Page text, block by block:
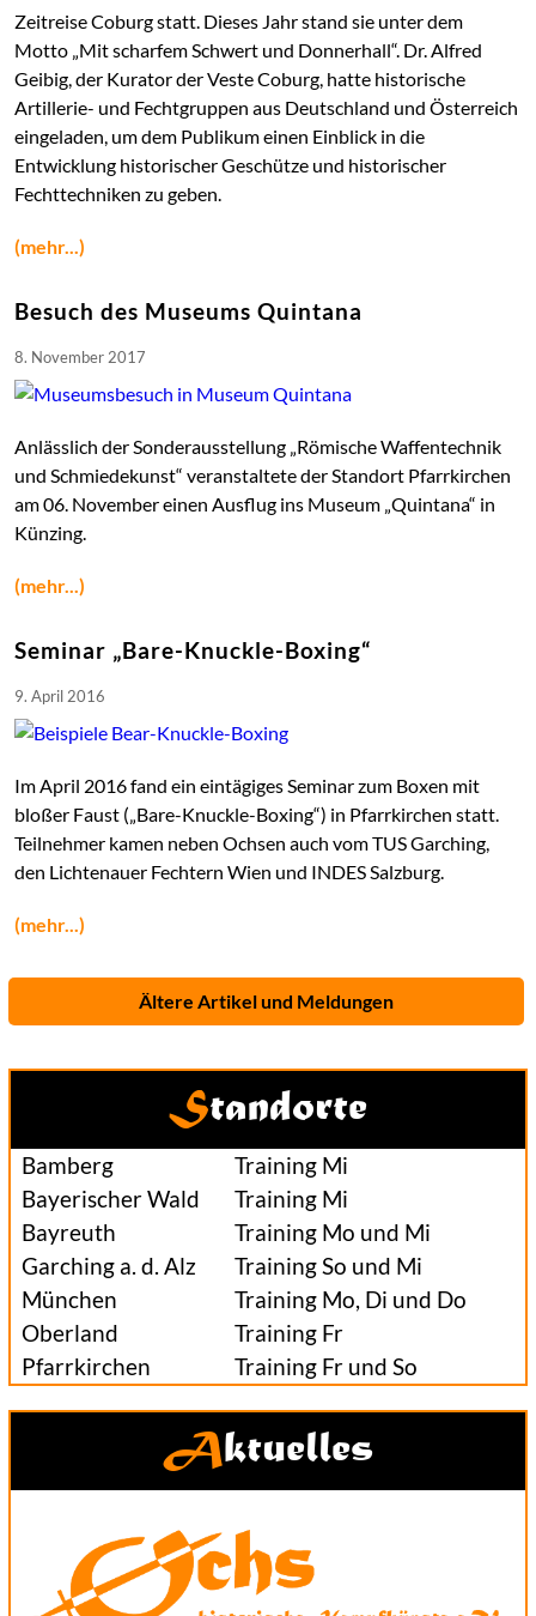
Zeitreise Coburg statt. Dieses Jahr stand sie unter dem
Motto „Mit scharfem Schwert und Donnerhall“. Dr. Alfred
Geibig, der Kurator der Veste Coburg, hatte historische
Artillerie- und Fechtgruppen aus Deutschland und Österreich
eingeladen, um dem Publikum einen Einblick in die
Entwicklung historischer Geschütze und historischer
Fechttechniken zu geben.
(mehr...)
Besuch des Museums Quintana
8. November 2017
Anlässlich der Sonderausstellung „Römische Waffentechnik
und Schmiedekunst“ veranstaltete der Standort Pfarrkirchen
am 06. November einen Ausflug ins Museum „Quintana“ in
Künzing.
(mehr...)
Seminar „Bare-Knuckle-Boxing“
9. April 2016
Im April 2016 fand ein eintägiges Seminar zum Boxen mit
bloßer Faust („Bare-Knuckle-Boxing“) in Pfarrkirchen statt.
Teilnehmer kamen neben Ochsen auch vom TUS Garching,
den Lichtenauer Fechtern Wien und INDES Salzburg.
(mehr...)
Ältere Artikel und Meldungen
Standorte
Bamberg
Training Mi
Bayerischer Wald
Training Mi
Bayreuth
Training Mo und Mi
Garching a. d. Alz
Training So und Mi
München
Training Mo, Di und Do
Oberland
Training Fr
Pfarrkirchen
Training Fr und So
Aktuelles